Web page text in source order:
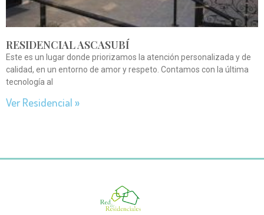
RESIDENCIAL ASCASUBÍ
Este es un lugar donde priorizamos la atención personalizada y de
calidad, en un entorno de amor y respeto. Contamos con la última
tecnología al
Ver Residencial »